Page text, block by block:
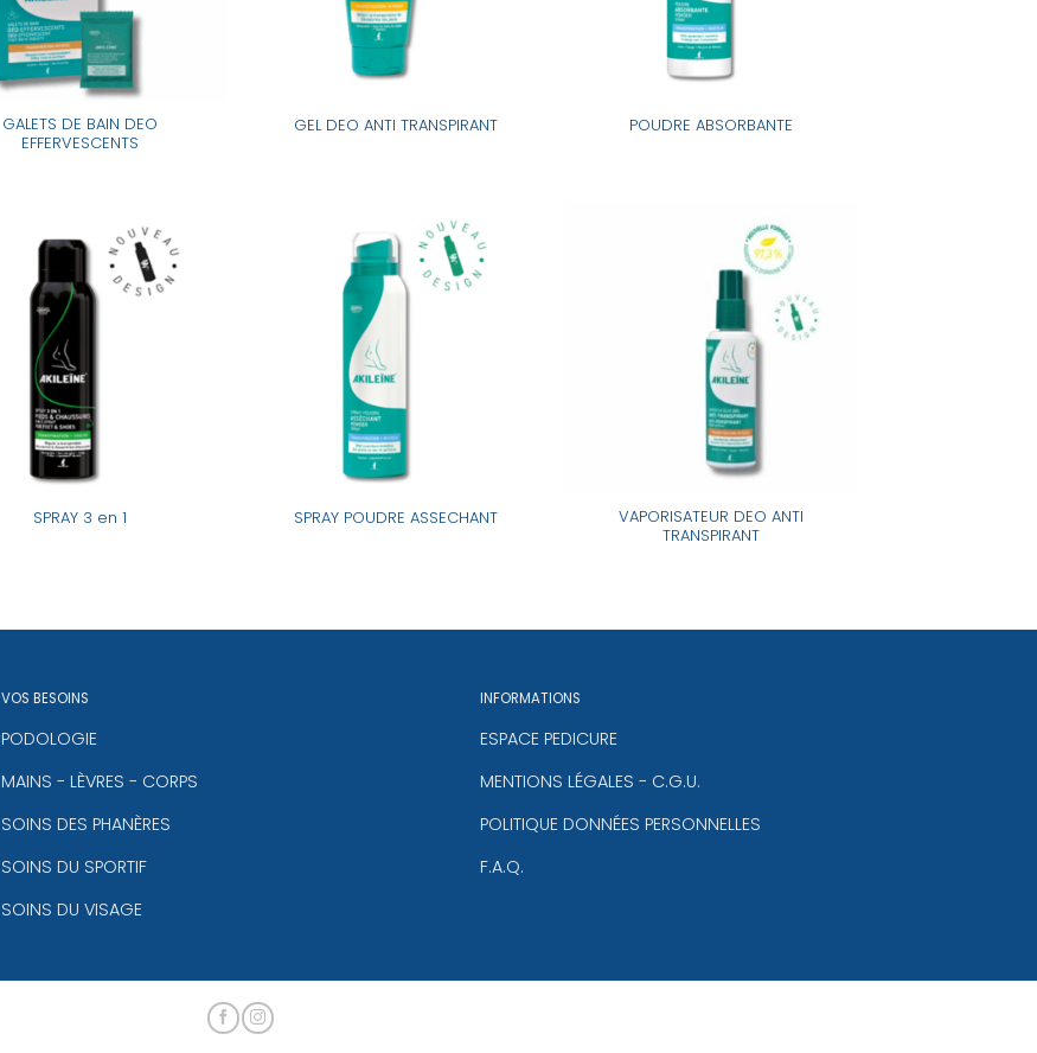
GALETS DE BAIN DEO
EFFERVESCENTS
GEL DEO ANTI TRANSPIRANT POUDRE ABSORBANTE
SPRAY 3 en 1 SPRAY POUDRE ASSECHANT
VAPORISATEUR DEO ANTI
TRANSPIRANT
VOS BESOINS
PODOLOGIE
MAINS - LÈVRES - CORPS
SOINS DES PHANÈRES
SOINS DU SPORTIF
SOINS DU VISAGE
INFORMATIONS
ESPACE PEDICURE
MENTIONS LÉGALES - C.G.U.
POLITIQUE DONNÉES PERSONNELLES
F.A.Q.